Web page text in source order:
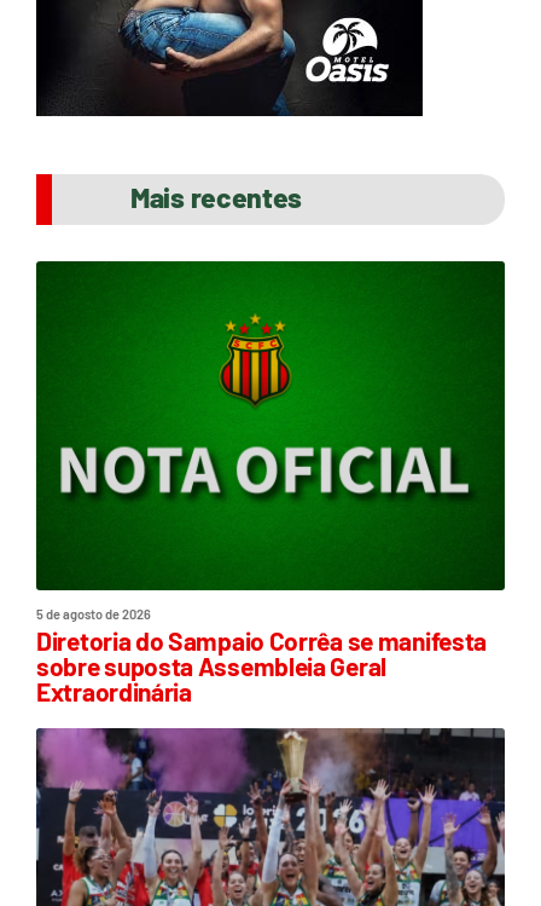
Mais recentes
5 de agosto de 2026
Diretoria do Sampaio Corrêa se manifesta
sobre suposta Assembleia Geral
Extraordinária